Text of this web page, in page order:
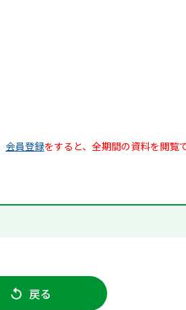
会員登録をすると、全期間の資料を閲覧
戻る